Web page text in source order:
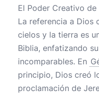
El Poder Creativo de
La referencia a Dios
cielos y la tierra es
Biblia, enfatizando
incomparables. En
principio, Dios creó
proclamación de